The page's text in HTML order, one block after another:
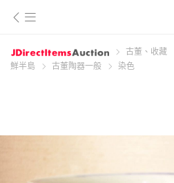
古董、收藏
鮮半島
古董陶器一般 染色